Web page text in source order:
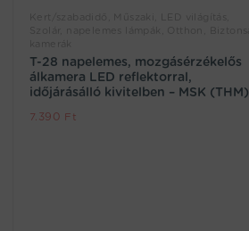
T-28 napelemes, mozgásérzékelős
álkamera LED reflektorral,
időjárásálló kivitelben – MSK (THM)
7.390 Ft